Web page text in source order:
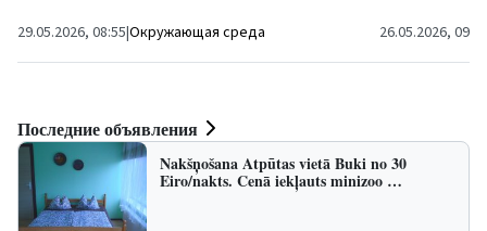
29.05.2026, 08:55|Окружающая среда
26.05.2026, 09:03
Последние объявления
Nakšņošana Atpūtas vietā Buki no 30
Eiro/nakts. Cenā iekļauts minizoo …